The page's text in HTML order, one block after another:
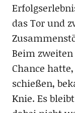
das Tor und
Beim zweiten
Chance
schießen,
Knie. Es